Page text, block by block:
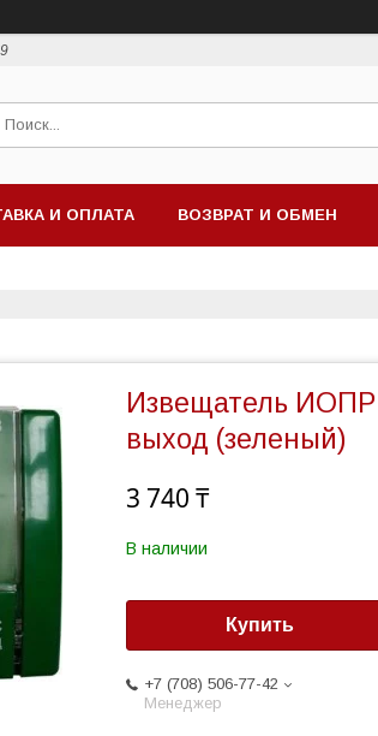
И ОПЛАТА ВОЗВРАТ И ОБМЕН
Извещатель
выход (зеленый)
3 740 ₸
В наличии
Купить
+7 (708) 506-77-42
Менеджер